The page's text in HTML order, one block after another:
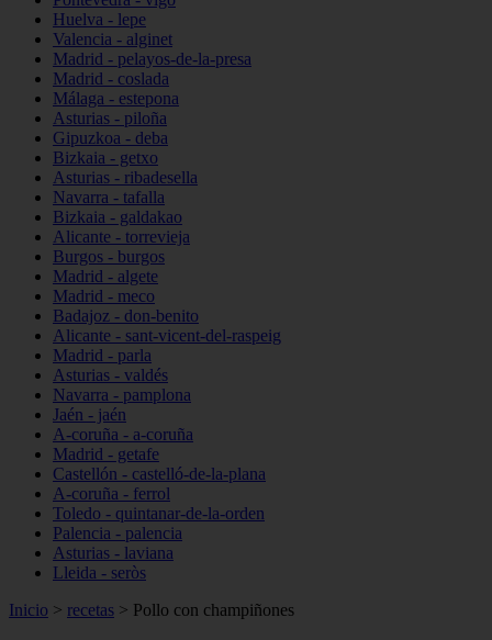
Huelva - lepe
Valencia - alginet
Madrid - pelayos-de-la-presa
Madrid - coslada
Málaga - estepona
Asturias - piloña
Gipuzkoa - deba
Bizkaia - getxo
Asturias - ribadesella
Navarra - tafalla
Bizkaia - galdakao
Alicante - torrevieja
Burgos - burgos
Madrid - algete
Madrid - meco
Badajoz - don-benito
Alicante - sant-vicent-del-raspeig
Madrid - parla
Asturias - valdés
Navarra - pamplona
Jaén - jaén
A-coruña - a-coruña
Madrid - getafe
Castellón - castelló-de-la-plana
A-coruña - ferrol
Toledo - quintanar-de-la-orden
Palencia - palencia
Asturias - laviana
Lleida - seròs
Inicio > recetas > Pollo con champiñones